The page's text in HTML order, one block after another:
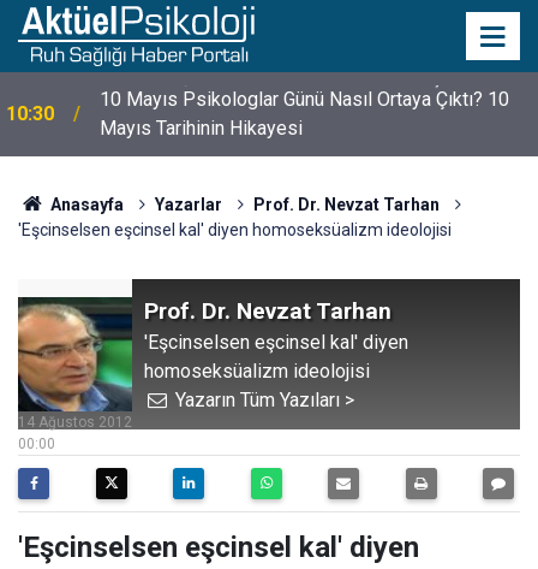
10:30
10 Mayıs Psikologlar Günü Nasıl Ortaya Çıktı? 10
Mayıs Tarihinin Hikayesi
Anasayfa Yazarlar
Prof. Dr. Nevzat Tarhan
'Eşcinselsen eşcinsel kal' diyen homoseksüalizm ideolojisi
Prof. Dr. Nevzat Tarhan
'Eşcinselsen eşcinsel kal' diyen
homoseksüalizm ideolojisi
Yazarın Tüm Yazıları >
00:00
14 Ağustos 2012
'Eşcinselsen eşcinsel kal' diyen